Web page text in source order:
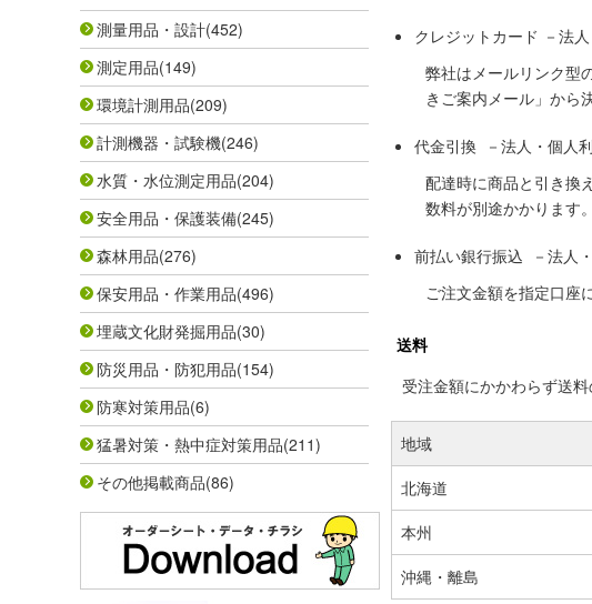
測量用品・設計(452)
測定用品(149)
環境計測用品(209)
計測機器・試験機(246)
水質・水位測定用品(204)
安全用品・保護装備(245)
森林用品(276)
保安用品・作業用品(496)
埋蔵文化財発掘用品(30)
防災用品・防犯用品(154)
防寒対策用品(6)
猛暑対策・熱中症対策用品(211)
その他掲載商品(86)
クレジットカード －法
弊社はメールリンク型
きご案内メール」から
代金引換 －法人・個人
配達時に商品と引き換
数料が別途かかります。
前払い銀行振込 －法人
ご注文金額を指定口座
送料
受注金額にかかわらず送
地域
北海道
本州
沖縄・離島